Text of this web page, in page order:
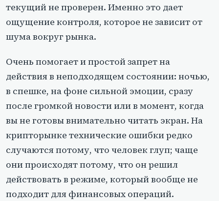
текущий не проверен. Именно это дает
ощущение контроля, которое не зависит от
шума вокруг рынка.
Очень помогает и простой запрет на
действия в неподходящем состоянии: ночью,
в спешке, на фоне сильной эмоции, сразу
после громкой новости или в момент, когда
вы не готовы внимательно читать экран. На
крипторынке технические ошибки редко
случаются потому, что человек глуп; чаще
они происходят потому, что он решил
действовать в режиме, который вообще не
подходит для финансовых операций.